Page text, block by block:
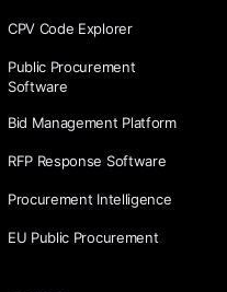
CPV Code Explorer
Public Procurement
Software
Bid Management Platform
RFP Response Software
Procurement Intelligence
EU Public Procurement